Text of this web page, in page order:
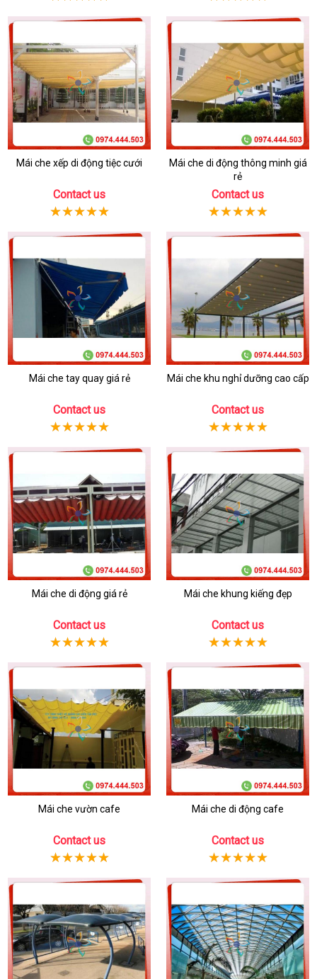
Mái che xếp di động tiệc cưới
Contact us
Mái che di động thông minh giá
rẻ
Contact us
Mái che tay quay giá rẻ
Contact us
Mái che khu nghỉ dưỡng cao cấp
Contact us
Mái che di động giá rẻ
Contact us
Mái che khung kiếng đẹp
Contact us
Mái che vườn cafe
Contact us
Mái che di động cafe
Contact us